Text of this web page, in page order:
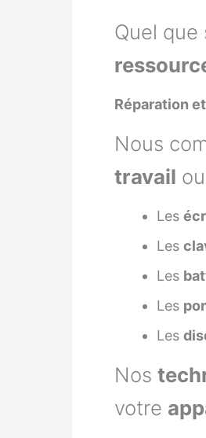
Quel
Réparation
Nous
travail ou
Les
Les
Les
Les
Les
Nos
votre